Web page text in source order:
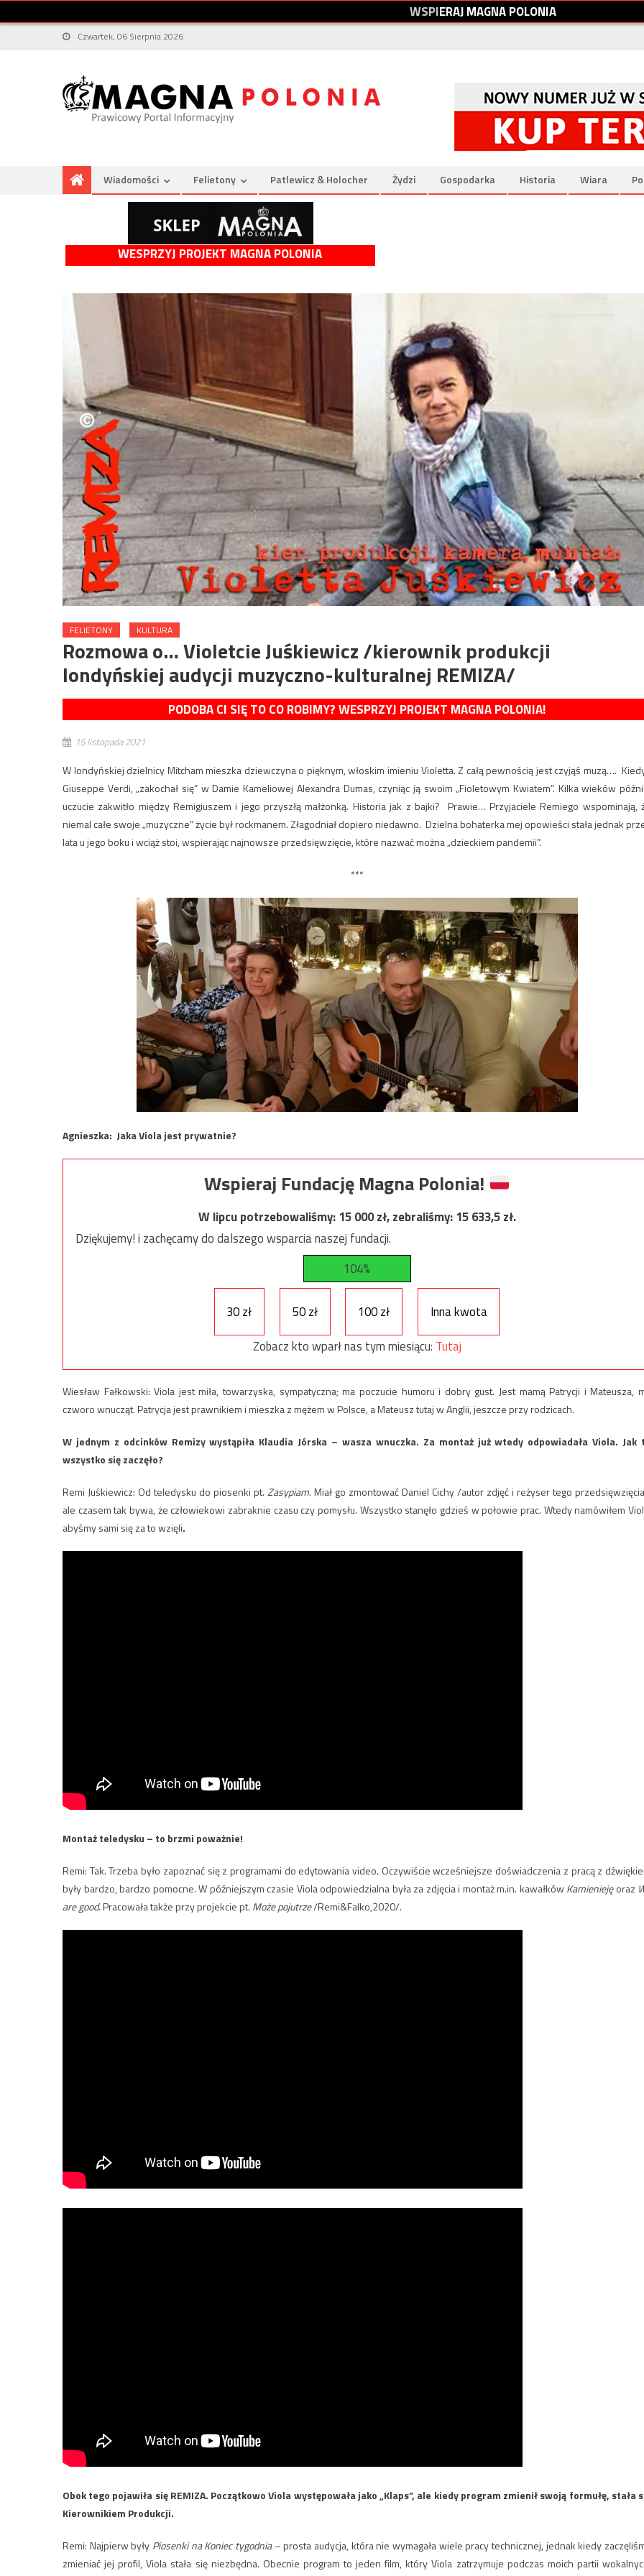
WSPIERAJMAGNAPOLONIA
Czwartek, 06 Sierpnia 2026
Wiadomości Felietony Patlewicz & Holocher Żydzi Gospodarka Historia Wiara
WESPRZYJ PROJEKT MAGNA POLONIA
FELIETONY KULTURA
Rozmowa o… Violetcie Juśkiewicz /kierownik produkcji
londyńskiej audycji muzyczno-kulturalnej REMIZA/
PODOBA CI SIĘ TO CO ROBIMY? WESPRZYJ PROJEKT MAGNA POLONIA!
15 listopada 2021
W londyńskiej dzielnicy Mitcham mieszka dziewczyna o pięknym, włoskim imieniu Violetta. Z całą pewnością jest czyjąś muzą….
Giuseppe Verdi, „zakochał się” w Damie Kameliowej Alexandra Dumas, czyniąc ją swoim „Fioletowym Kwiatem”. Kilka wieków
uczucie zakwitło między Remigiuszem i jego przyszłą małżonką. Historia jak z bajki? Prawie… Przyjaciele Remiego wspominają,
niemal całe swoje „muzyczne” życie był rockmanem. Złagodniał dopiero niedawno. Dzielna bohaterka mej opowieści stała jednak
lata u jego boku i wciąż stoi, wspierając najnowsze przedsięwzięcie, które nazwać można „dzieckiem pandemii”.
***
Agnieszka: Jaka Viola jest prywatnie?
Wspieraj Fundację Magna Polonia!
W lipcu potrzebowaliśmy:15 000zł, zebraliśmy:15 633,5zł.
Dziękujemy! i zachęcamy do dalszego wsparcia naszej fundacji.
104%
30 zł 50 zł 100 zł
Inna kwota
Zobacz kto wparł nas tym miesiącu: Tutaj
Wiesław Fałkowski: Viola jest miła, towarzyska, sympatyczna; ma poczucie humoru i dobry gust. Jest mamą Patrycji i Mateusza,
czworo wnucząt. Patrycja jest prawnikiem i mieszka z mężem w Polsce, a Mateusz tutaj w Anglii, jeszcze przy rodzicach.
W jednym z odcinków Remizy wystąpiła Klaudia Jórska – wasza wnuczka. Za montaż już wtedy odpowiadała Viola. Jak
wszystko się zaczęło?
Remi Juśkiewicz: Od teledysku do piosenki pt. Zasypiam. Miał go zmontować Daniel Cichy /autor zdjęć i reżyser tego
ale czasem tak bywa, że człowiekowi zabraknie czasu czy pomysłu. Wszystko stanęło gdzieś w połowie prac. Wtedy namówiłem
abyśmy sami się za to wzięli.
Montaż teledysku – to brzmi poważnie!
Remi: Tak. Trzeba było zapoznać się z programami do edytowania video. Oczywiście wcześniejsze doświadczenia z pracą z
były bardzo, bardzo pomocne. W późniejszym czasie Viola odpowiedzialna była za zdjęcia i montaż m.in. kawałków Kamieniejęoraz
are good. Pracowała także przy projekcie pt. Może pojutrze/Remi&Falko,2020/.
Obok tego pojawiła się REMIZA. Początkowo Viola występowała jako „Klaps”, ale kiedy program zmienił swoją formułę, stała
Kierownikiem Produkcji.
Remi: Najpierw były Piosenki na Koniec tygodnia– prosta audycja, która nie wymagała wiele pracy technicznej, jednak kiedy
zmieniać jej profil, Viola stała się niezbędna. Obecnie program to jeden film, który Viola zatrzymuje podczas moich partii